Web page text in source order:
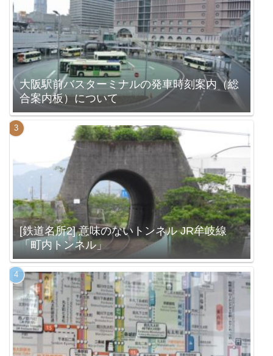
大阪駅前バスターミナルの発車時刻案内（総
合案内板）について
[鉄道名所2] 意味のないトンネル JR牟岐線
「町内トンネル」